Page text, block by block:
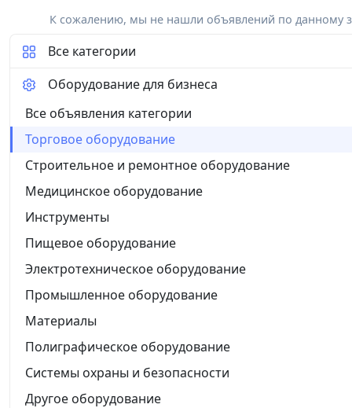
К сожалению, мы не нашли объявлений по данному
Все категории
Оборудование для бизнеса
Все объявления категории
Торговое оборудование
Строительное и ремонтное оборудование
Медицинское оборудование
Инструменты
Пищевое оборудование
Электротехническое оборудование
Промышленное оборудование
Материалы
Полиграфическое оборудование
Системы охраны и безопасности
Другое оборудование